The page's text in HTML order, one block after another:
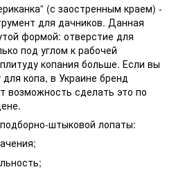
(с заостренным краем) -
для дачников. Данная
формой: отверстие для
под углом к рабочей
копания больше. Если вы
копа, в Украине бренд
возможность сделать это по
штыковой лопаты: